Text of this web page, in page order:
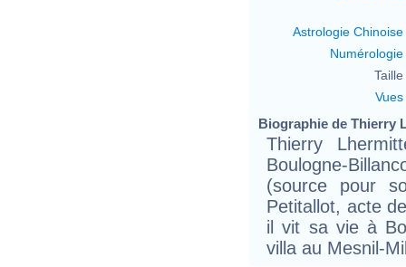
Astrologie Chinoise
Numérologie
Taille
Vues
Biographie de Thierry
Thierry
Boulogne-
(source pour
Petitallot, acte
il vit sa vie à
villa au Mesnil-